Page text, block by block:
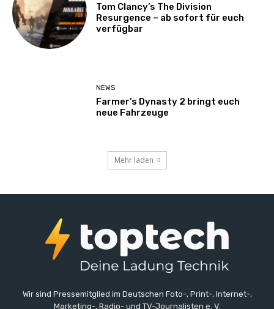
Tom Clancy’s The Division
Resurgence – ab sofort für euch
verfügbar
NEWS
Farmer’s Dynasty 2 bringt euch
neue Fahrzeuge
Mehr laden
Wir sind Pressemitglied im Deutschen Foto-, Print-, Internet-,
Marketing-, Radio- und TV-Journalisten e. V.